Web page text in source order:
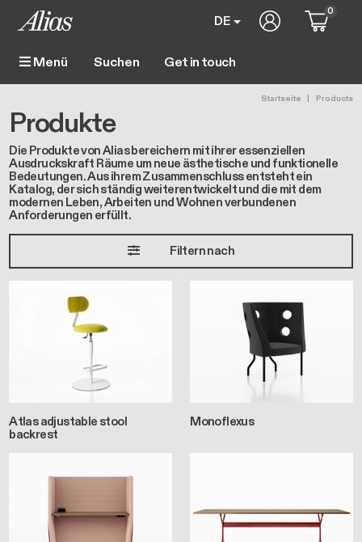
Menü Main navigation
Get in touch
DE User account
0
Startseite Products
Produkte
Die Produkte von Alias bereichern mit ihrer essenziellen
Ausdruckskraft Räume um neue ästhetische und funktionelle
Bedeutungen. Aus ihrem Zusammenschluss entsteht ein
Katalog, der sich ständig weiterentwickelt und die mit dem
modernen Leben, Arbeiten und Wohnen verbundenen
Anforderungen erfüllt.
Filtern nach
Atlas adjustable stool
backrest
Monoflexus